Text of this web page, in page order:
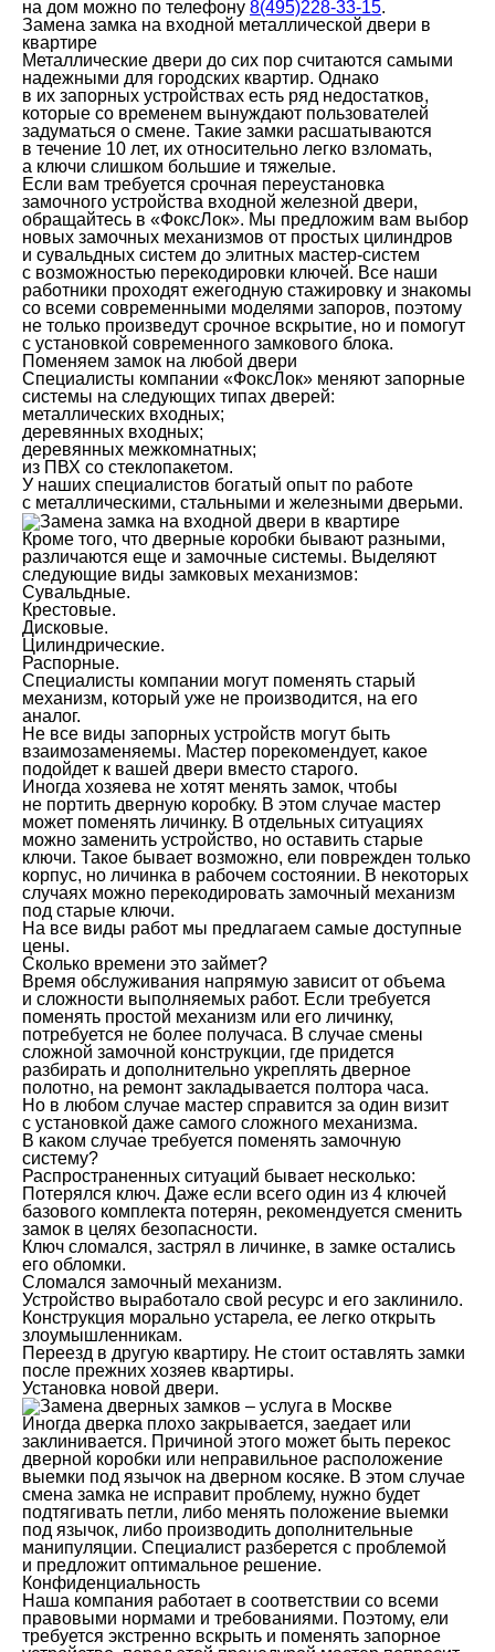
на дом можно по телефону 8(495)228-33-15.
Замена замка на входной металлической двери в
квартире
Металлические двери до сих пор считаются самыми
надежными для городских квартир. Однако
в их запорных устройствах есть ряд недостатков,
которые со временем вынуждают пользователей
задуматься о смене. Такие замки расшатываются
в течение 10 лет, их относительно легко взломать,
а ключи слишком большие и тяжелые.
Если вам требуется срочная переустановка
замочного устройства входной железной двери,
обращайтесь в «ФоксЛок». Мы предложим вам выбор
новых замочных механизмов от простых цилиндров
и сувальдных систем до элитных мастер-систем
с возможностью перекодировки ключей. Все наши
работники проходят ежегодную стажировку и знакомы
со всеми современными моделями запоров, поэтому
не только произведут срочное вскрытие, но и помогут
с установкой современного замкового блока.
Поменяем замок на любой двери
Специалисты компании «ФоксЛок» меняют запорные
системы на следующих типах дверей:
металлических входных;
деревянных входных;
деревянных межкомнатных;
из ПВХ со стеклопакетом.
У наших специалистов богатый опыт по работе
с металлическими, стальными и железными дверьми.
Кроме того, что дверные коробки бывают разными,
различаются еще и замочные системы. Выделяют
следующие виды замковых механизмов:
Сувальдные.
Крестовые.
Дисковые.
Цилиндрические.
Распорные.
Специалисты компании могут поменять старый
механизм, который уже не производится, на его
аналог.
Не все виды запорных устройств могут быть
взаимозаменяемы. Мастер порекомендует, какое
подойдет к вашей двери вместо старого.
Иногда хозяева не хотят менять замок, чтобы
не портить дверную коробку. В этом случае мастер
может поменять личинку. В отдельных ситуациях
можно заменить устройство, но оставить старые
ключи. Такое бывает возможно, ели поврежден только
корпус, но личинка в рабочем состоянии. В некоторых
случаях можно перекодировать замочный механизм
под старые ключи.
На все виды работ мы предлагаем самые доступные
цены.
Сколько времени это займет?
Время обслуживания напрямую зависит от объема
и сложности выполняемых работ. Если требуется
поменять простой механизм или его личинку,
потребуется не более получаса. В случае смены
сложной замочной конструкции, где придется
разбирать и дополнительно укреплять дверное
полотно, на ремонт закладывается полтора часа.
Но в любом случае мастер справится за один визит
с установкой даже самого сложного механизма.
В каком случае требуется поменять замочную
систему?
Распространенных ситуаций бывает несколько:
Потерялся ключ. Даже если всего один из 4 ключей
базового комплекта потерян, рекомендуется сменить
замок в целях безопасности.
Ключ сломался, застрял в личинке, в замке остались
его обломки.
Сломался замочный механизм.
Устройство выработало свой ресурс и его заклинило.
Конструкция морально устарела, ее легко открыть
злоумышленникам.
Переезд в другую квартиру. Не стоит оставлять замки
после прежних хозяев квартиры.
Установка новой двери.
Иногда дверка плохо закрывается, заедает или
заклинивается. Причиной этого может быть перекос
дверной коробки или неправильное расположение
выемки под язычок на дверном косяке. В этом случае
смена замка не исправит проблему, нужно будет
подтягивать петли, либо менять положение выемки
под язычок, либо производить дополнительные
манипуляции. Специалист разберется с проблемой
и предложит оптимальное решение.
Конфиденциальность
Наша компания работает в соответствии со всеми
правовыми нормами и требованиями. Поэтому, ели
требуется экстренно вскрыть и поменять запорное